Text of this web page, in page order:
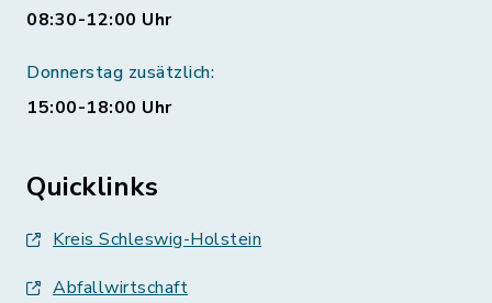
08:30-12:00 Uhr
Donnerstag zusätzlich:
15:00-18:00 Uhr
Quicklinks
Kreis Schleswig-Holstein
Abfallwirtschaft